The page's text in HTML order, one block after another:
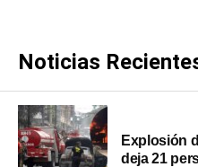
Noticias
Explosión
deja 21